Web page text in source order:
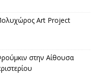
Art Project
στην Αίθουσα